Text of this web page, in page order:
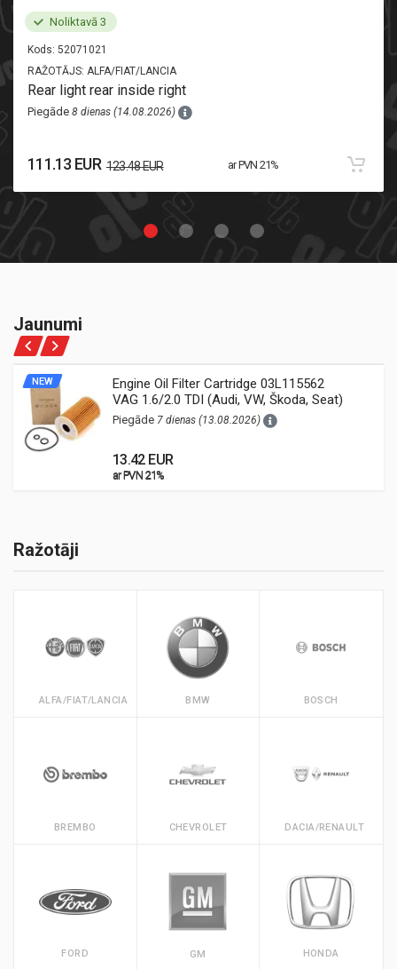
Noliktavā 3
Kods: 52071021
RAŽOTĀJS: ALFA/FIAT/LANCIA
Rear light rear inside right
Piegāde 8 dienas (14.08.2026)
111.13 EUR 123.48 EUR ar PVN 21%
Jaunumi
NEW
Engine Oil Filter Cartridge 03L115562
VAG 1.6/2.0 TDI (Audi, VW, Škoda, Seat)
Piegāde 7 dienas (13.08.2026)
13.42 EUR
ar PVN 21%
ar PVN 21%
Ražotāji
ALFA/FIAT/LANCIA BMW BOSCH
BREMBO CHEVROLET DACIA/RENAULT
FORD GM HONDA